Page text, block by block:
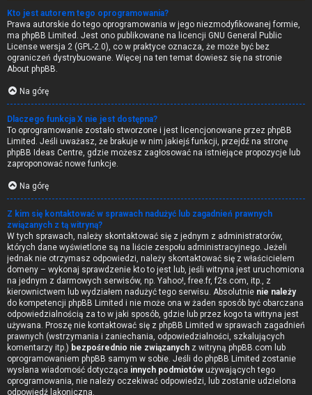
Kto jest autorem tego oprogramowania?
Prawa autorskie do tego oprogramowania w jego niezmodyfikowanej formie,
ma phpBB Limited . Jest ono publikowane na licencji GNU General Public
License wersja 2 (GPL-2.0), co w praktyce oznacza, że może być bez
ograniczeń dystrybuowane. Więcej na ten temat dowiesz się na stronie
About phpBB.
Na górę
Dlaczego funkcja X nie jest dostępna?
To oprogramowanie zostało stworzone i jest licencjonowane przez phpBB
Limited. Jeśli uważasz, że brakuje w nim jakiejś funkcji, przejdź na stronę
phpBB Ideas Centre, gdzie możesz zagłosować na istniejące propozycje lub
zaproponować nowe funkcje.
Na górę
Z kim się kontaktować w sprawach nadużyć lub zagadnień prawnych
związanych z tą witryną?
W tych sprawach, należy skontaktować się z jednym z administratorów,
których dane wyświetlone są na liście zespołu administracyjnego. Jeżeli
jednak nie otrzymasz odpowiedzi, należy skontaktować się z właścicielem
domeny – wykonaj sprawdzenie kto to jest lub, jeśli witryna jest uruchomiona
na jednym z darmowych serwisów, np. Yahoo!, free.fr, f2s.com, itp., z
kierownictwem lub wydziałem nadużyć tego serwisu. Absolutnie nie należy
do kompetencji phpBB Limited i nie może ona w żaden sposób być obarczana
odpowiedzialnością za to w jaki sposób, gdzie lub przez kogo ta witryna jest
używana. Proszę nie kontaktować się z phpBB Limited w sprawach zagadnień
prawnych (wstrzymania i zaniechania, odpowiedzialności, szkalujących
komentarzy itp.) bezpośrednio nie związanych z witryną phpBB.com lub
oprogramowaniem phpBB samym w sobie. Jeśli do phpBB Limited zostanie
wysłana wiadomość dotycząca innych podmiotów używających tego
oprogramowania, nie należy oczekiwać odpowiedzi, lub zostanie udzielona
odpowiedź lakoniczna.